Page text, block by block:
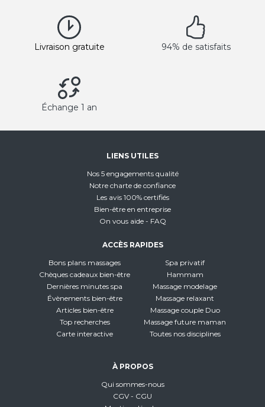
Livraison gratuite 94% de satisfaits
Échange 1 an
LIENS UTILES
Nos 5 engagements qualité
Notre charte de confiance
Les avis 100% certifiés
Bien-être en entreprise
On vous aide - FAQ
ACCÈS RAPIDES
Bons plans massages
Chèques cadeaux bien-être
Dernières minutes spa
Évènements bien-être
Articles bien-être
Top recherches
Carte interactive
Spa privatif
Hammam
Massage modelage
Massage relaxant
Massage couple Duo
Massage future maman
Toutes nos disciplines
À PROPOS
Qui sommes-nous
CGV - CGU